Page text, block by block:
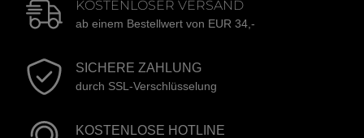
KOSTENLOSER VERSAND
ab einem Bestellwert von EUR 34,-
SICHERE ZAHLUNG
durch SSL-Verschlüsselung
KOSTENLOSE HOTLINE